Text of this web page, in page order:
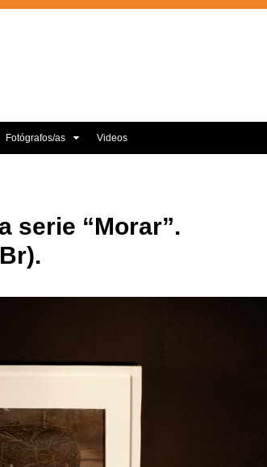
Fotógrafos/as Videos
serie “Morar”.